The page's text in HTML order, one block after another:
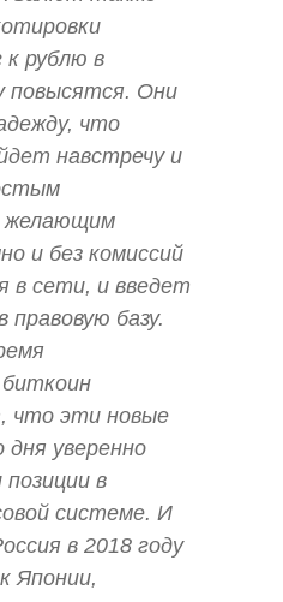
к рублю в
повысятся. Они
что
навстречу и
желающим
и без комиссий
в сети, и введет
базу.
что эти новые
дня уверенно
в
системе. И
в 2018 году
Японии,